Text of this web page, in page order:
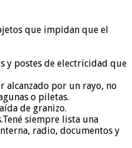
que impidan que el
y postes de electricidad que
alcanzado por un rayo, no
o piletas.
de granizo.
siempre lista una
radio, documentos y